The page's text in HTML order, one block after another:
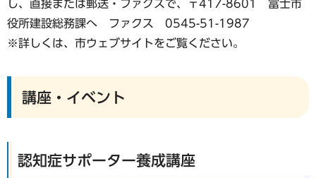
し、直接または郵送・ファクスで、〒417-8601 富士市
役所建設総務課へ ファクス 0545-51-1987
※詳しくは、市ウェブサイトをご覧ください。
講座・イベント
認知症サポーター養成講座